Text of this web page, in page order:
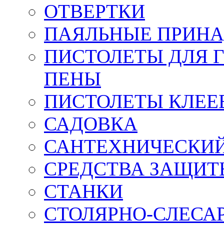
ОТВЕРТКИ
ПАЯЛЬНЫЕ
ПИСТОЛЕТЫ ДЛЯ
ПЕНЫ
ПИСТОЛЕТЫ
САДОВКА
СРЕДСТВА
СТАНКИ
СТОЛЯРНО-